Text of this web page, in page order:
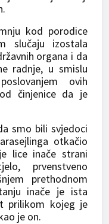
kod porodice
slučaju izostala
organa i da
radnje, u smislu
ovih
činjenice da je
smo bili svjedoci
otkačio
lice inače strani
prvenstveno
prethodnom
inače je ista
prilikom kojeg je
je on.